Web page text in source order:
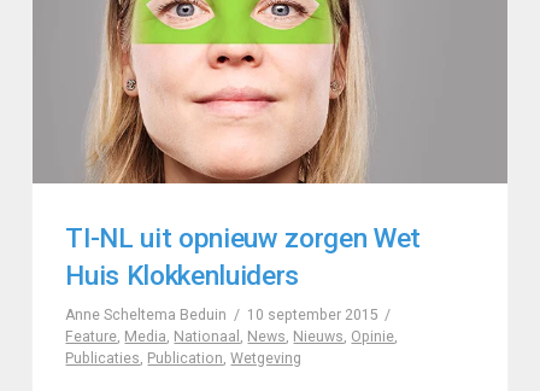
TI-NL uit opnieuw zorgen Wet
Huis Klokkenluiders
Anne Scheltema Beduin
10 september 2015
Feature, Media, Nationaal , News, Nieuws, Opinie,
Publicaties, Publication,Wetgeving